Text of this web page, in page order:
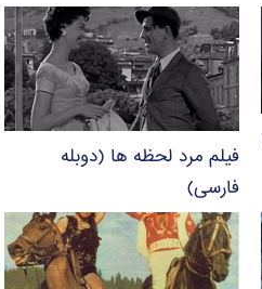
فیلم مرد لحظه ها (دوبله
فارسی)